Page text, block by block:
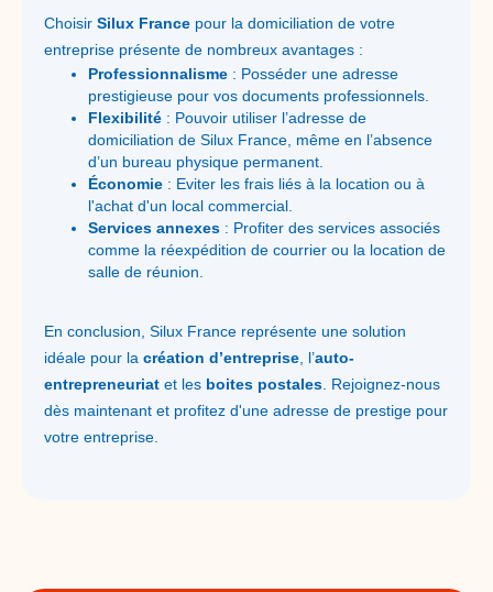
Choisir Silux France pour la domiciliation de votre
entreprise présente de nombreux avantages :
Professionnalisme : Posséder une adresse
prestigieuse pour vos documents professionnels.
Flexibilité : Pouvoir utiliser l’adresse de
domiciliation de Silux France, même en l’absence
d’un bureau physique permanent.
Économie : Eviter les frais liés à la location ou à
l'achat d'un local commercial.
Services annexes : Profiter des services associés
comme la réexpédition de courrier ou la location de
salle de réunion.
En conclusion, Silux France représente une solution
idéale pour la création d’entreprise , l’auto-
entrepreneuriat et les boites postales . Rejoignez-nous
dès maintenant et profitez d'une adresse de prestige pour
votre entreprise.